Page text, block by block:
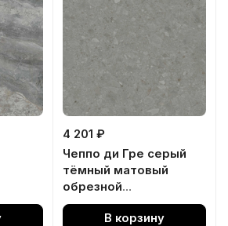
4 201 ₽
Чеппо ди Гре серый
тёмный матовый
обрезной
119,5x119,5x0,9
В корзину